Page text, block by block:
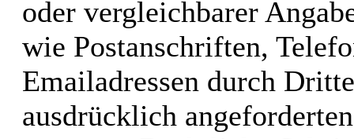
oder vergleichbarer
wie Postanschriften,
Emailadressen durch
ausdrücklich